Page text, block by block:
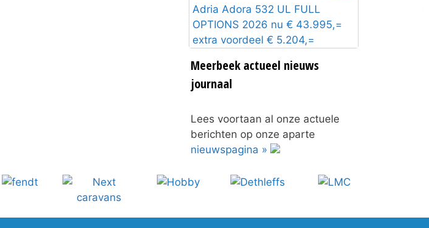
Adria Adora 532 UL FULL
OPTIONS 2026 nu € 43.995,=
extra voordeel € 5.204,=
Meerbeek actueel nieuws
journaal
Lees voortaan al onze actuele
berichten op onze aparte
nieuwspagina »